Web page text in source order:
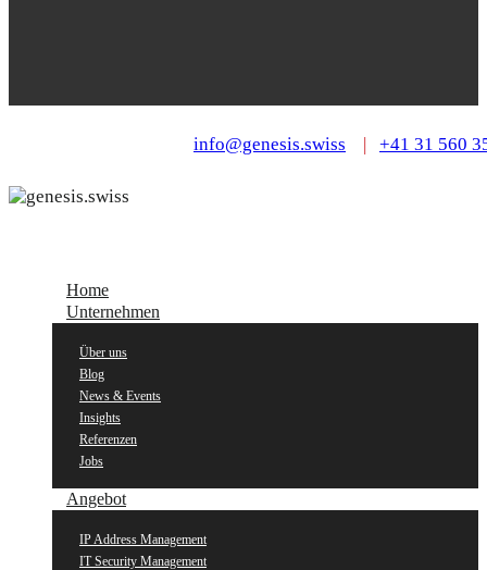
info@genesis.swiss | +41 31 560
Home
Unternehmen
Über uns
Blog
News & Events
Insights
Referenzen
Jobs
Angebot
IP Address Management
IT Security Management